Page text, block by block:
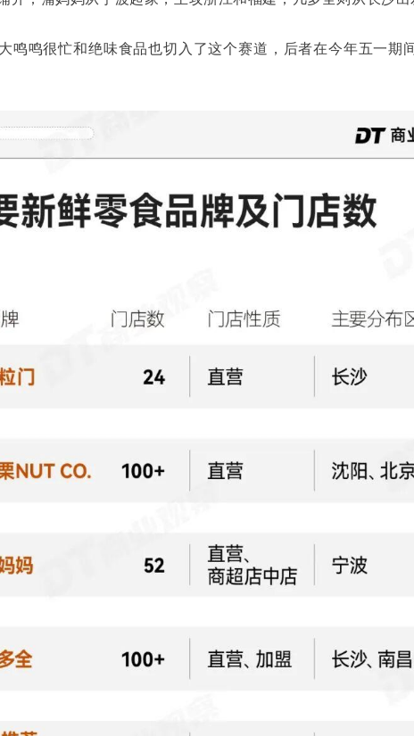
鸣鸣很忙和绝味食品也切入了这个赛道，后者在今年五一期